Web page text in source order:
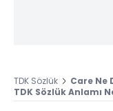
TDK Sözlük
Care Ne
TDK Sözlük Anlamı